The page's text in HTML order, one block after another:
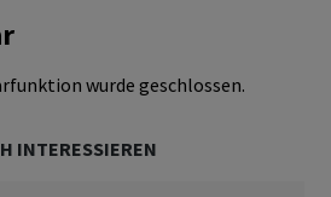
wurde geschlossen.
INTERESSIEREN